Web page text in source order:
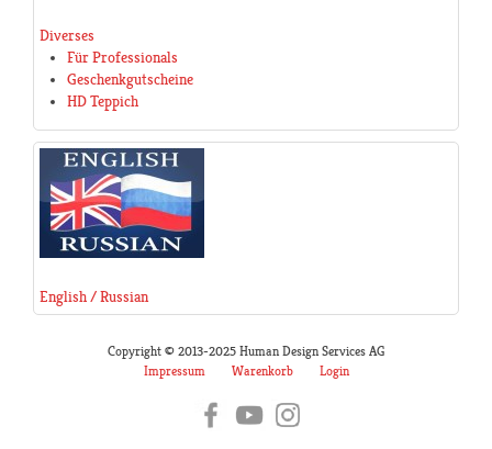
Diverses
Für Professionals
Geschenkgutscheine
HD Teppich
English / Russian
Copyright © 2013-2025 Human Design Services AG
Impressum
Warenkorb Login